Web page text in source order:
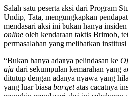
Salah satu peserta aksi dari Program
Undip, Tata, mengungkapkan
mendasari aksi ini bukan hanya
online oleh kendaraan taktis Brimob,
permasalahan yang melibatkan
“Bukan hanya adanya pelindasan ke
aja dari sekumpulan kemarahan yang
ditutup dengan adanya nyawa yang
yang luar biasa bangetatas cacatnya